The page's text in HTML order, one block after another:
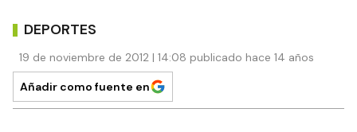
DEPORTES
19 de noviembre de 2012 | 14:08 publicado hace 14 años
Añadir como fuente en